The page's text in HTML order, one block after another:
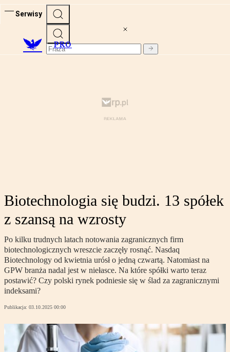
Serwisy
PRO
Biotechnologia się budzi. 13 spółek
z szansą na wzrosty
Po kilku trudnych latach notowania zagranicznych firm
biotechnologicznych wreszcie zaczęły rosnąć. Nasdaq
Biotechnology od kwietnia urósł o jedną czwartą. Natomiast na
GPW branża nadal jest w niełasce. Na które spółki warto teraz
postawić? Czy polski rynek podniesie się w ślad za zagranicznymi
indeksami?
Publikacja: 03.10.2025 00:00